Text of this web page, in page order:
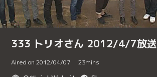
333 トリオさん 2012/4/7放送
Aired on 2012/04/07 23mins